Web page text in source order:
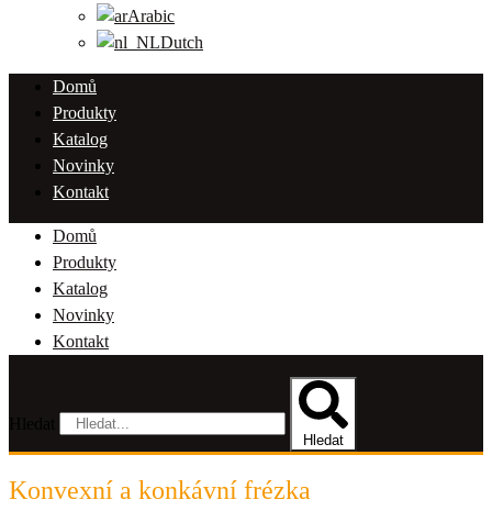
Arabic
Dutch
Domů
Produkty
Katalog
Novinky
Kontakt
Domů
Produkty
Katalog
Novinky
Kontakt
Hledat
Konvexní a konkávní frézka